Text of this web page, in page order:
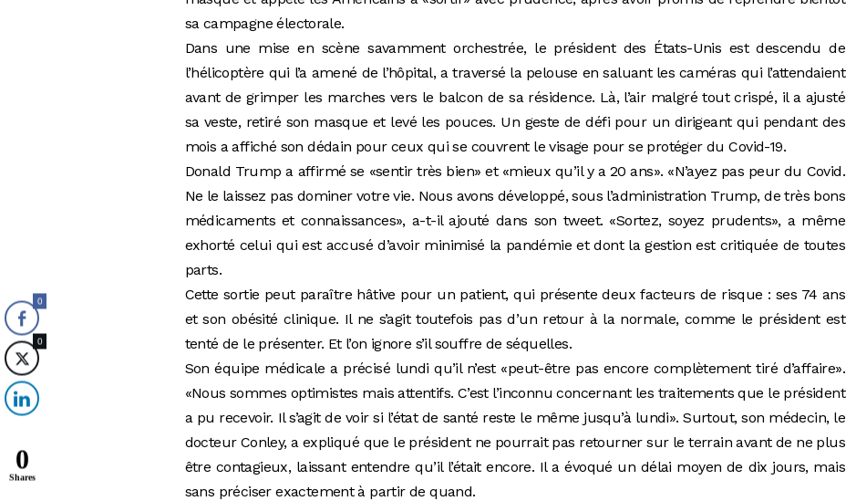
sa campagne électorale.
Dans une mise en scène savamment orchestrée, le président des États-Unis est descendu de
l’hélicoptère qui l’a amené de l’hôpital, a traversé la pelouse en saluant les caméras qui l’attendaient
avant de grimper les marches vers le balcon de sa résidence. Là, l’air malgré tout crispé, il a ajusté
sa veste, retiré son masque et levé les pouces. Un geste de défi pour un dirigeant qui pendant des
mois a affiché son dédain pour ceux qui se couvrent le visage pour se protéger du Covid-19.
Donald Trump a affirmé se «sentir très bien» et «mieux qu’il y a 20 ans». «N’ayez pas peur du Covid.
Ne le laissez pas dominer votre vie. Nous avons développé, sous l’administration Trump, de très bons
médicaments et connaissances», a-t-il ajouté dans son tweet. «Sortez, soyez prudents», a même
exhorté celui qui est accusé d’avoir minimisé la pandémie et dont la gestion est critiquée de toutes
parts.
Cette sortie peut paraître hâtive pour un patient, qui présente deux facteurs de risque : ses 74 ans
et son obésité clinique. Il ne s’agit toutefois pas d’un retour à la normale, comme le président est
tenté de le présenter. Et l’on ignore s’il souffre de séquelles.
Son équipe médicale a précisé lundi qu’il n’est «peut-être pas encore complètement tiré d’affaire».
«Nous sommes optimistes mais attentifs. C’est l’inconnu concernant les traitements que le président
a pu recevoir. Il s’agit de voir si l’état de santé reste le même jusqu’à lundi». Surtout, son médecin, le
docteur Conley, a expliqué que le président ne pourrait pas retourner sur le terrain avant de ne plus
être contagieux, laissant entendre qu’il l’était encore. Il a évoqué un délai moyen de dix jours, mais
sans préciser exactement à partir de quand.
0
0
0
Shares